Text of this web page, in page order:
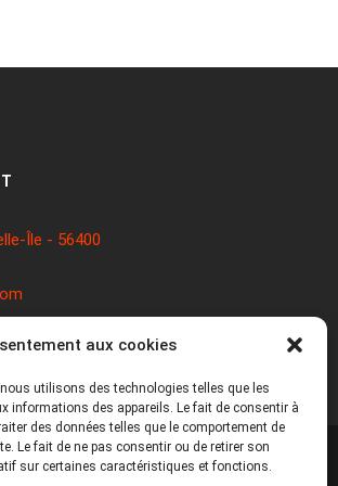
aux cookies
utilisons des technologies telles que les
informations des appareils. Le fait de consentir à
des données telles que le comportement de
Le fait de ne pas consentir ou de retirer son
sur certaines caractéristiques et fonctions.
Île - 56400